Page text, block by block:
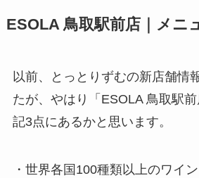
ESOLA 鳥取駅前店｜メニ
以前、とっとりずむの新店舗情
たが、やはり「ESOLA 鳥取駅
記3点にあるかと思います。
・世界各国100種類以上のワイン